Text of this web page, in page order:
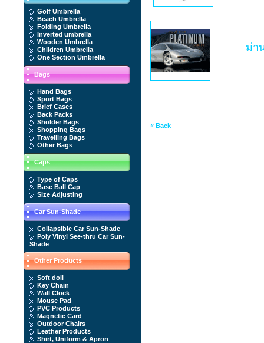
Golf Umbrella
Beach Umbrella
Folding Umbrella
Inverted umbrella
Wooden Umbrella
Children Umbrella
One Section Umbrella
Bags
Hand Bags
Sport Bags
Brief Cases
Back Packs
Sholder Bags
Shopping Bags
Travelling Bags
Other Bags
Caps
Type of Caps
Base Ball Cap
Size Adjusting
Car Sun-Shade
Collapsible Car Sun-Shade
Poly Vinyl See-thru Car Sun-
Shade
Other Products
Soft doll
Key Chain
Wall Clock
Mouse Pad
PVC Products
Magnetic Card
Outdoor Chairs
Leather Products
Shirt, Uniform & Apron
ม่า
« Back